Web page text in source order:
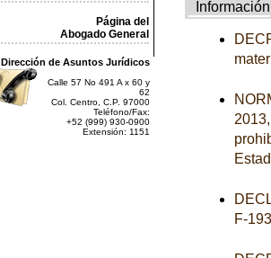
Página del
Abogado General
Dirección de Asuntos Jurídicos
Calle 57 No 491 A x 60 y
62
Col. Centro, C.P. 97000
Teléfono/Fax:
+52 (999) 930-0900
Extensión: 1151
Información
F-